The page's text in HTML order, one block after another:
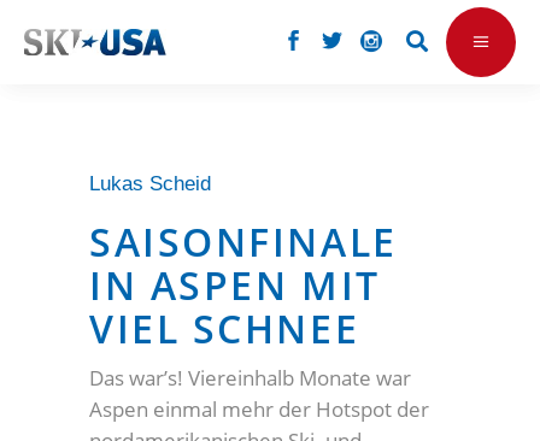
Lukas Scheid
SAISONFINALE
IN ASPEN MIT
VIEL SCHNEE
Das war’s! Viereinhalb Monate war
Aspen einmal mehr der Hotspot der